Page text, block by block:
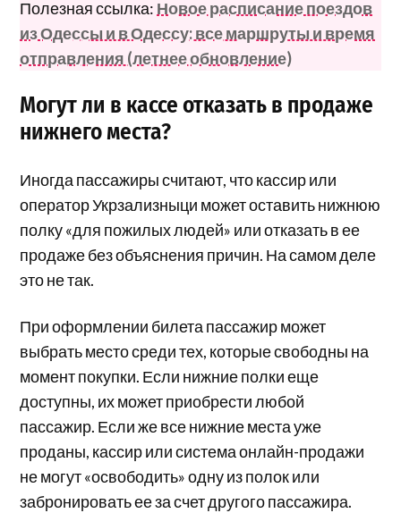
Полезная ссылка: Новое расписание поездов
из Одессы и в Одессу: все маршруты и время
отправления (летнее обновление)
Могут ли в кассе отказать в продаже
нижнего места?
Иногда пассажиры считают, что кассир или
оператор Укрзализныци может оставить нижнюю
полку «для пожилых людей» или отказать в ее
продаже без объяснения причин. На самом деле
это не так.
При оформлении билета пассажир может
выбрать место среди тех, которые свободны на
момент покупки. Если нижние полки еще
доступны, их может приобрести любой
пассажир. Если же все нижние места уже
проданы, кассир или система онлайн-продажи
не могут «освободить» одну из полок или
забронировать ее за счет другого пассажира.